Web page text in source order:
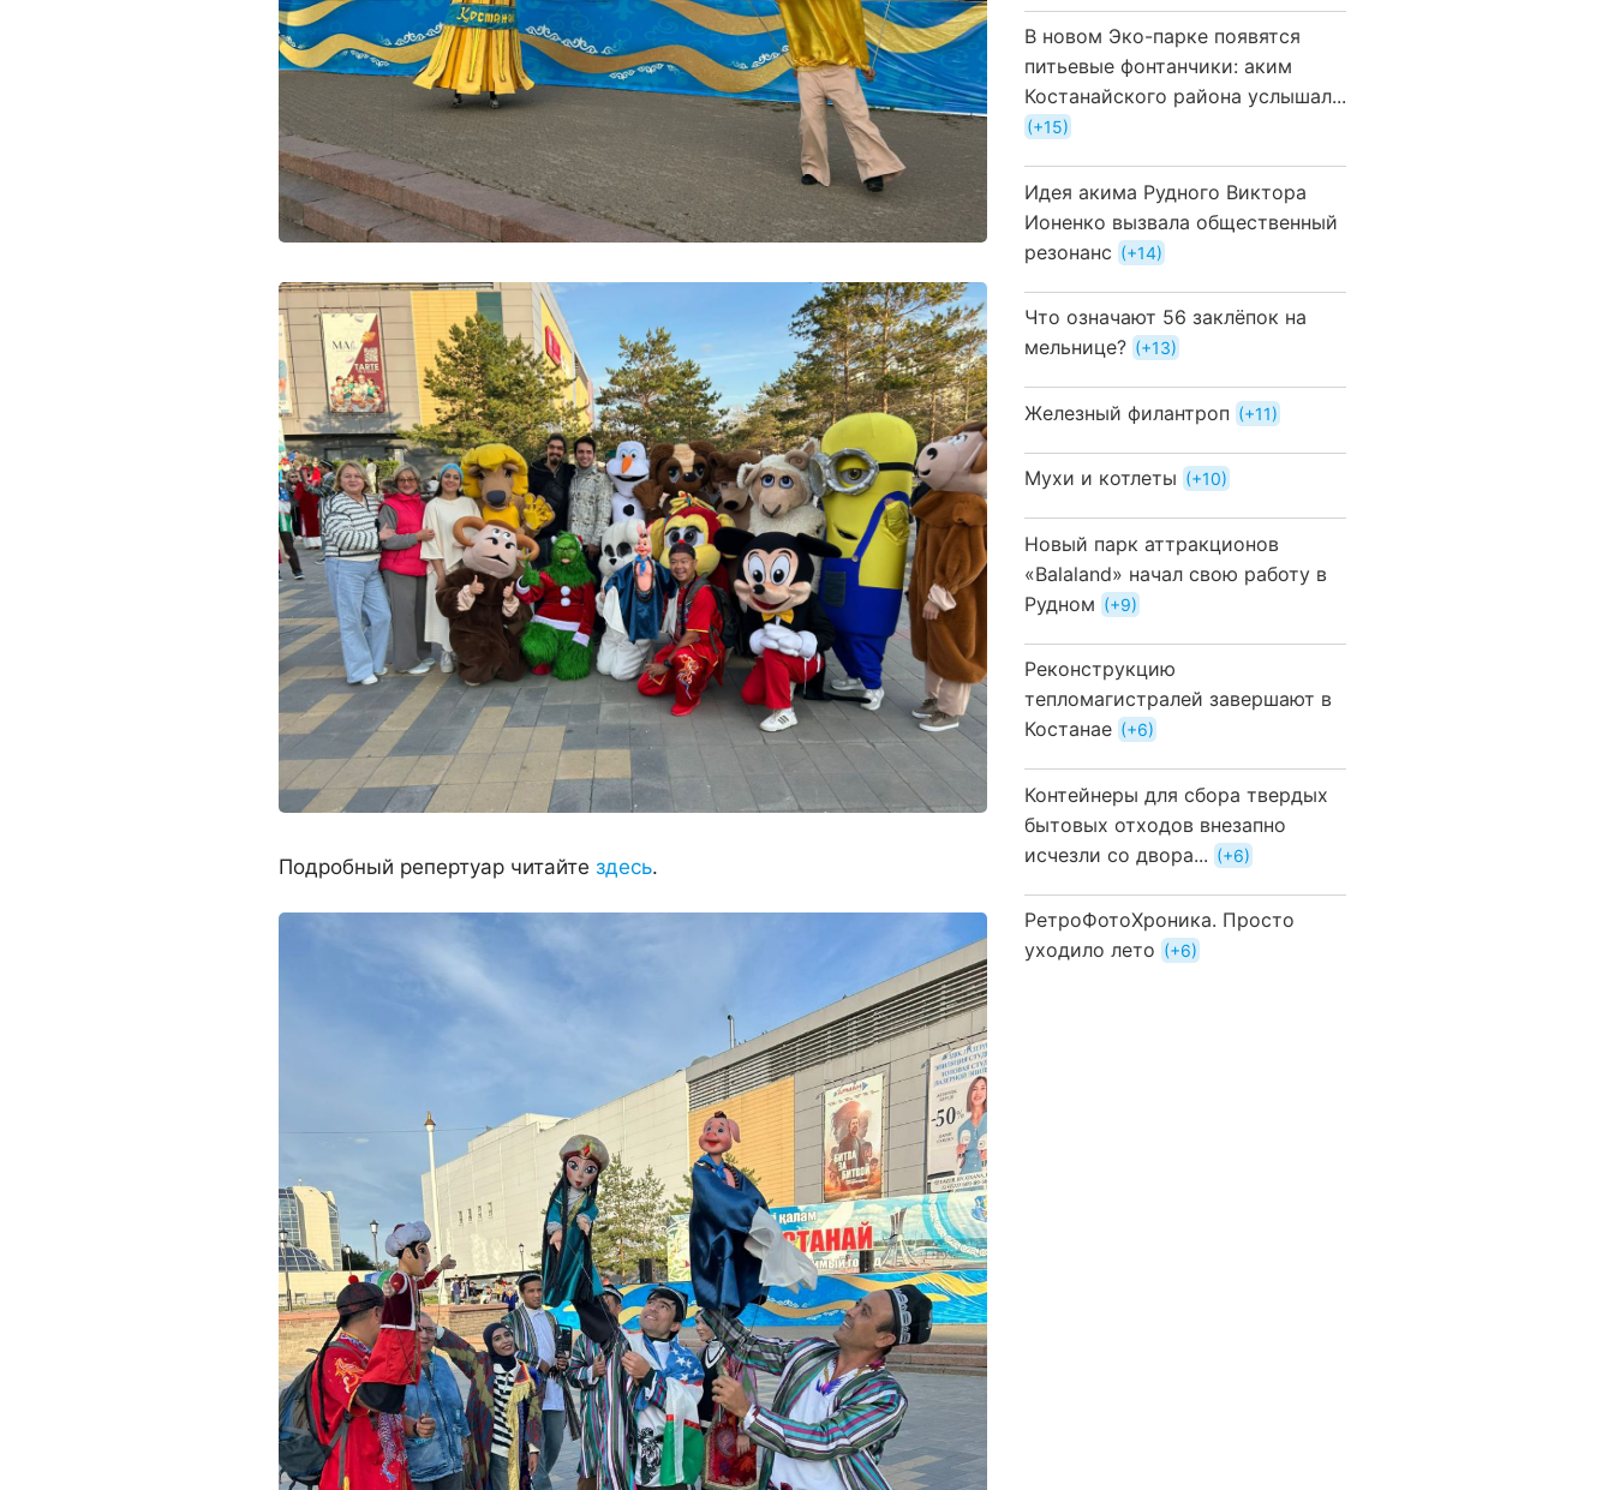
Подробный репертуар читайте здесь.
В новом Эко-парке появятся
питьевые фонтанчики: аким
Костанайского района услышал...
+15
Идея акима Рудного Виктора
Ионенко вызвала общественный
резонанс
+14
Что означают 56 заклёпок на
мельнице?
+13
Железный филантроп +11
Мухи и котлеты +10
Новый парк аттракционов
«Balaland» начал свою работу в
Рудном
+9
Реконструкцию
тепломагистралей завершают в
Костанае
+6
Контейнеры для сбора твердых
бытовых отходов внезапно
исчезли со двора...
+6
РетроФотоХроника. Просто
уходило лето
+6